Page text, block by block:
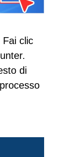
Fai clic
di